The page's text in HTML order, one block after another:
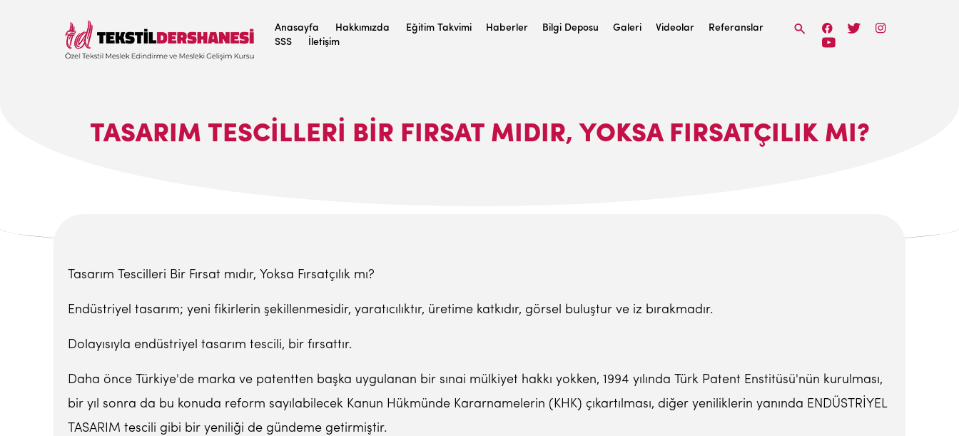
Anasayfa Hakkımızda Eğitim Takvimi Haberler Bilgi Deposu Galeri Videolar
Referanslar
SSS
İletişim
TASARIM TESCILLERI BIR FIRSAT MIDIR, YOKSA FIRSATÇILIK MI?
Tasarım Tescilleri Bir Fırsat mıdır, Yoksa Fırsatçılık mı?
Endüstriyel tasarım; yeni fikirlerin şekillenmesidir, yaratıcılıktır, üretime katkıdır, görsel buluştur ve iz bırakmadır.
Dolayısıyla endüstriyel tasarım tescili, bir fırsattır.
Daha önce Türkiye'de marka ve patentten başka uygulanan bir sınai mülkiyet hakkı yokken, 1994 yılında Türk Patent Enstitüsü'nün kurulması,
bir yıl sonra da bu konuda reform sayılabilecek Kanun Hükmünde Kararnamelerin (KHK) çıkartılması, diğer yeniliklerin yanında ENDÜSTRİYEL
TASARIM tescili gibi bir yeniliği de gündeme getirmiştir.